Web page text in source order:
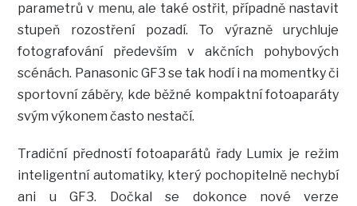
parametrů v menu, ale také ostřit, případně nastavit
stupeň rozostření pozadí. To výrazně urychluje
fotografování především v akčních pohybových
scénách. Panasonic GF3 se tak hodí i na momentky či
sportovní záběry, kde běžné kompaktní fotoaparáty
svým výkonem často nestačí.
Tradiční předností fotoaparátů řady Lumix je režim
inteligentní automatiky, který pochopitelně nechybí
ani u GF3. Dočkal se dokonce nové verze